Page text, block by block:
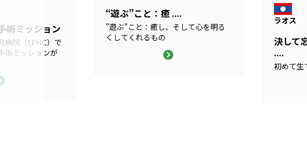
術ミッション
病院（LFHC）で
術ミッションが
“遊ぶ”こと：癒 ....
"遊ぶ"こと：癒し、そして心を明る
くしてくれるもの
ラオス
決して
....
初めて生